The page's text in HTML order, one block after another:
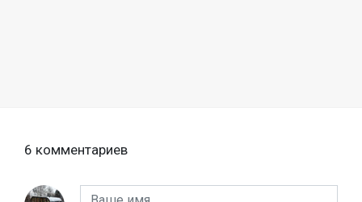
6 комментариев